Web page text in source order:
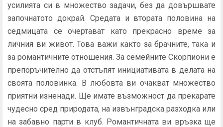
усилията си в множество задачи, без да довършвате
започнатото докрай. Средата и втората половина на
седмицата се очертават като прекрасно време за
личния ви живот. Това важи както за брачните, така и
за романтичните отношения. За семейните Скорпиони е
препоръчително да отстъпят инициативата в делата на
своята половинка. В любовта ви очакват множество
приятни изненади. Ще имате възможност да прекарате
чудесно сред природата, на извънградска разходка или
на забавно парти в клуб. Романтичната ви връзка ще